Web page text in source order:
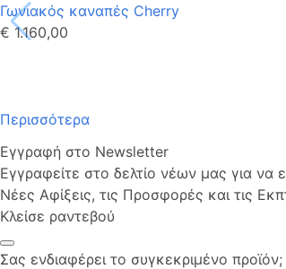
Γωνιακός καναπές Cherry
€ 1.160,00
Περισσότερα
Εγγραφή στο Newsletter
Εγγραφείτε στο δελτίο νέων μας για να
Νέες Αφίξεις, τις Προσφορές και τις
Κλείσε ραντεβού
Σας ενδιαφέρει το συγκεκριμένο